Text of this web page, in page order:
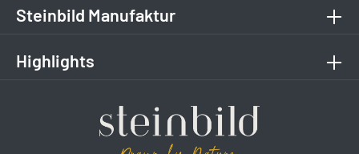
Steinbild Manufaktur
Highlights